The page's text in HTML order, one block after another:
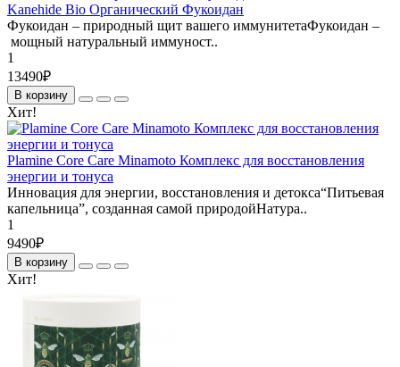
Kanehide Bio Органический Фукоидан
Фукоидан – природный щит вашего иммунитетаФукоидан –
мощный натуральный иммуност..
1
13490₽
В корзину
Хит!
Plamine Core Care Minamoto Комплекс для восстановления
энергии и тонуса
Инновация для энергии, восстановления и детокса“Питьевая
капельница”, созданная самой природойНатура..
1
9490₽
В корзину
Хит!